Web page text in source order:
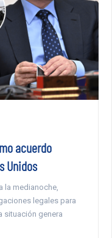
acuerdo
Unidos
la medianoche,
legales para
situación genera